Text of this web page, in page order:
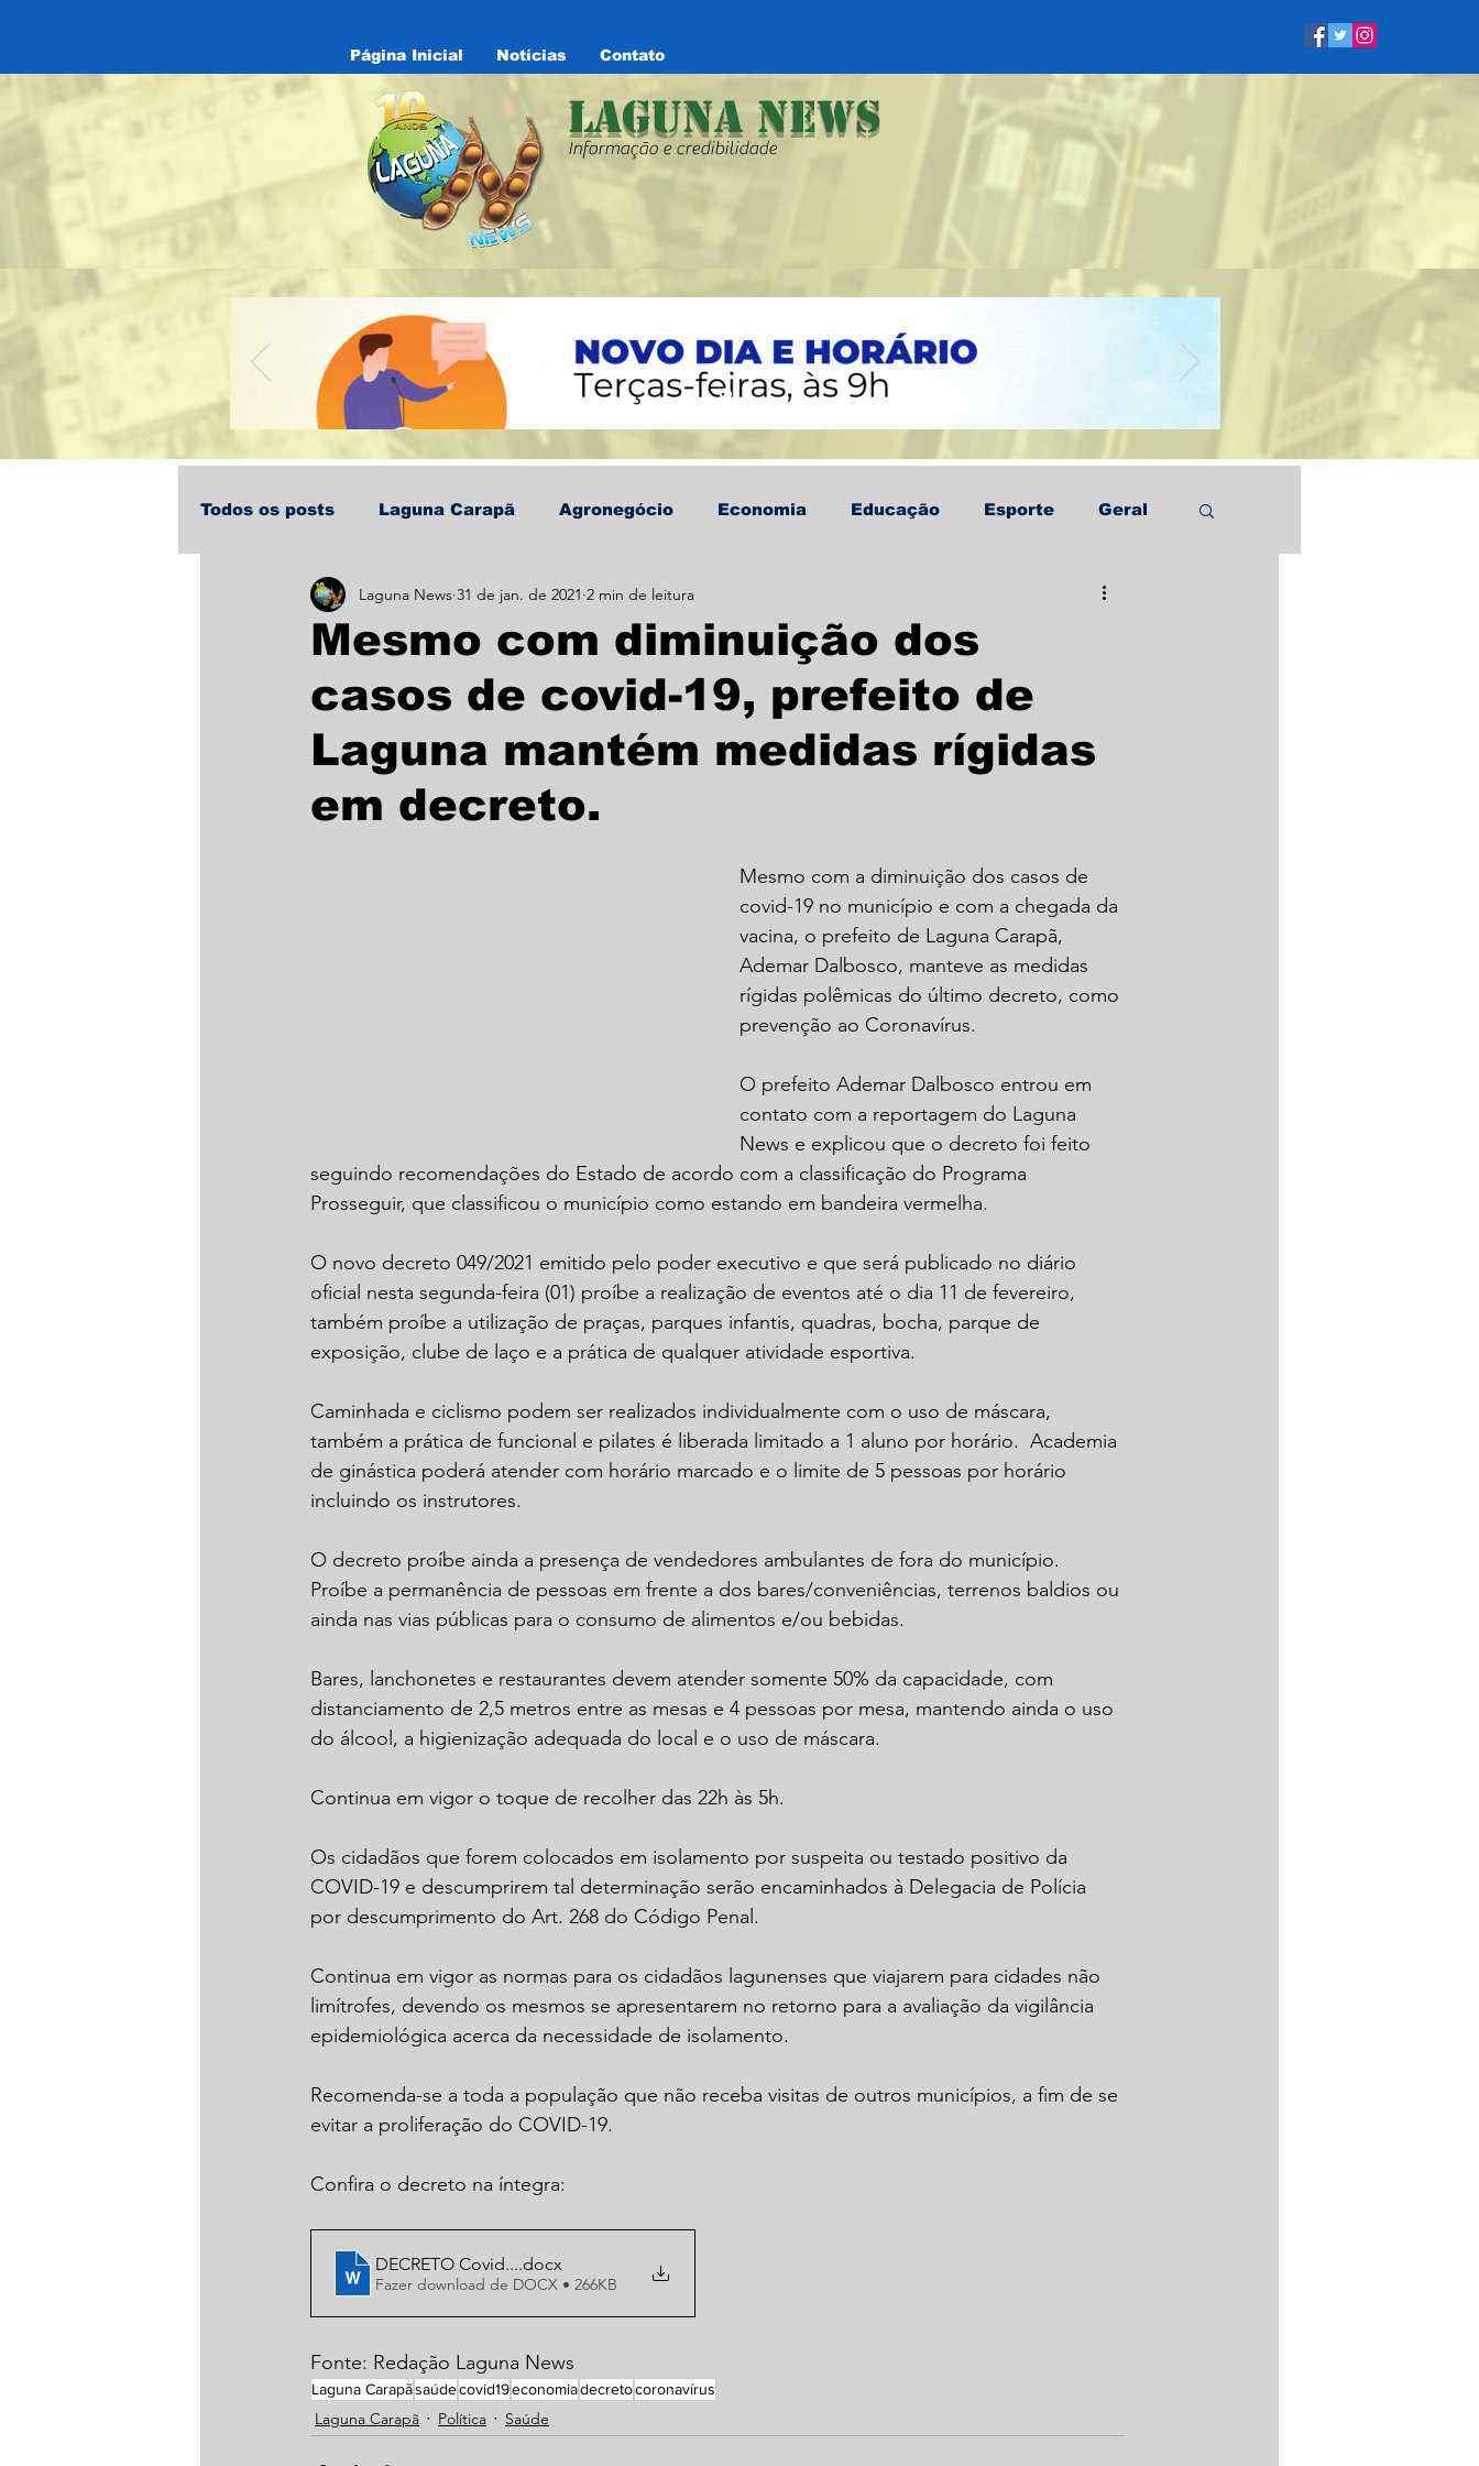
Página Inicial Notícias Contato
Laguna News
Informação e credibilidade
Todos os posts Laguna Carapã Agronegócio Economia Educação Esporte Geral
Policial Política Saúde Informe Publicitário
Mesmo com diminuição dos
casos de covid-19, prefeito de
Laguna mantém medidas rígidas
em decreto.
Laguna News 31 de jan. de 2021 2 min de leitura
Mesmo com a diminuição dos casos de
covid-19 no município e com a chegada da
vacina, o prefeito de Laguna Carapã,
Ademar Dalbosco, manteve as medidas
rígidas polêmicas do último decreto, como
prevenção ao Coronavírus.
O prefeito Ademar Dalbosco entrou em
contato com a reportagem do Laguna
News e explicou que o decreto foi feito
seguindo recomendações do Estado de acordo com a classificação do Programa
Prosseguir, que classificou o município como estando em bandeira vermelha.
O novo decreto 049/2021 emitido pelo poder executivo e que será publicado no diário
oficial nesta segunda-feira (01) proíbe a realização de eventos até o dia 11 de fevereiro,
também proíbe a utilização de praças, parques infantis, quadras, bocha, parque de
exposição, clube de laço e a prática de qualquer atividade esportiva.
Caminhada e ciclismo podem ser realizados individualmente com o uso de máscara,
também a prática de funcional e pilates é liberada limitado a 1 aluno por horário.  Academia
de ginástica poderá atender com horário marcado e o limite de 5 pessoas por horário
incluindo os instrutores.
O decreto proíbe ainda a presença de vendedores ambulantes de fora do município.
Proíbe a permanência de pessoas em frente a dos bares/conveniências, terrenos baldios ou
ainda nas vias públicas para o consumo de alimentos e/ou bebidas.
Bares, lanchonetes e restaurantes devem atender somente 50% da capacidade, com
distanciamento de 2,5 metros entre as mesas e 4 pessoas por mesa, mantendo ainda o uso
do álcool, a higienização adequada do local e o uso de máscara.
Continua em vigor o toque de recolher das 22h às 5h.
Os cidadãos que forem colocados em isolamento por suspeita ou testado positivo da
COVID-19 e descumprirem tal determinação serão encaminhados à Delegacia de Polícia
por descumprimento do Art. 268 do Código Penal.
Continua em vigor as normas para os cidadãos lagunenses que viajarem para cidades não
limítrofes, devendo os mesmos se apresentarem no retorno para a avaliação da vigilância
epidemiológica acerca da necessidade de isolamento.
Recomenda-se a toda a população que não receba visitas de outros municípios, a fim de se
evitar a proliferação do COVID-19.
Confira o decreto na íntegra:
DECRETO Covid....docx
Fazer download de DOCX • 266KB
Fonte: Redação Laguna News
Laguna Carapãsaúdecovid19economiadecretocoronavírus
Laguna Carapã Política Saúde